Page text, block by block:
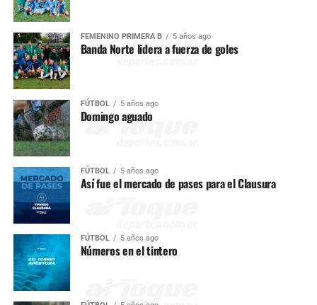
FEMENINO PRIMERA B 5 años ago
Banda Norte lidera a fuerza de goles
FÚTBOL 5 años ago
Domingo aguado
FÚTBOL 5 años ago
Así fue el mercado de pases para el Clausura
FÚTBOL 5 años ago
Números en el tintero